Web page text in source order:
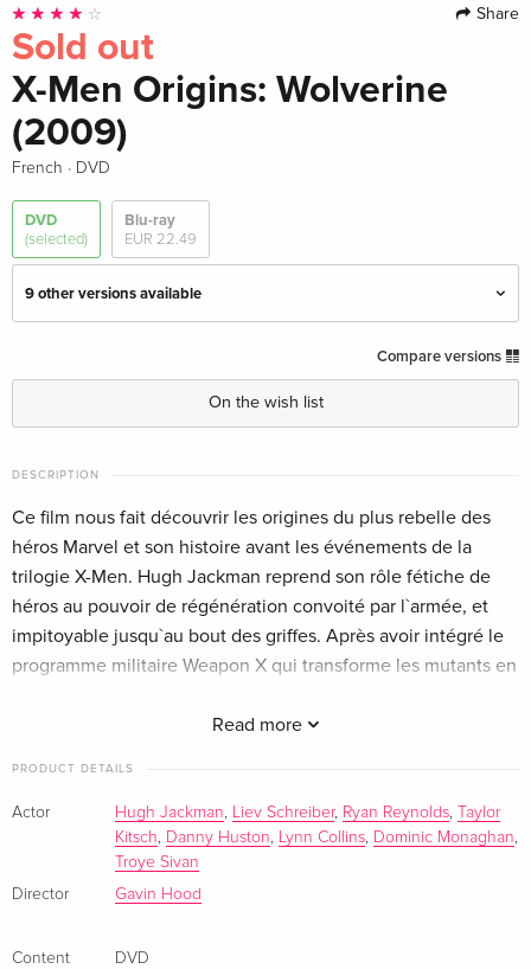
Share
Sold out
X-Men Origins: Wolverine
(2009)
French · DVD
DVD
(selected)
Blu-ray
EUR 22.49
9 other versions available
EUR 22.49
Standard edition
EUR 25.49
Standard edition
English · US Version
Sold out
Extended Edition
EUR 17.99
Blu-ray + DVD
Standard edition
Standard edition — (selected)
Sold out
Compare versions
On the wish list
DESCRIPTION
Read more
Ce film nous fait découvrir les origines du plus rebelle des
héros Marvel et son histoire avant les événements de la
trilogie X-Men. Hugh Jackman reprend son rôle fétiche de
héros au pouvoir de régénération convoité par l`armée, et
impitoyable jusqu`au bout des griffes. Après avoir intégré le
programme militaire Weapon X qui transforme les mutants en
ont tué son père et la femme qu`il a aimée.
PRODUCT DETAILS
Actor Hugh Jackman Liev Schreiber, Ryan Reynolds Taylor
Kitsch
Danny Huston Lynn Collins Dominic Monaghan
Troye Sivan
Director
Gavin Hood
Content
DVD